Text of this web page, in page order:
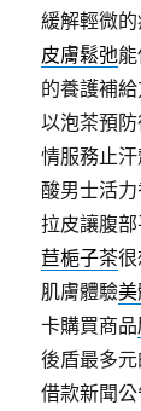
緩解輕微
皮膚鬆弛
的養護補
以泡茶預
情服務止
酸男士活
拉皮讓腹
苣梔子茶
肌膚體驗
卡購買商品
後盾最多
借款新聞